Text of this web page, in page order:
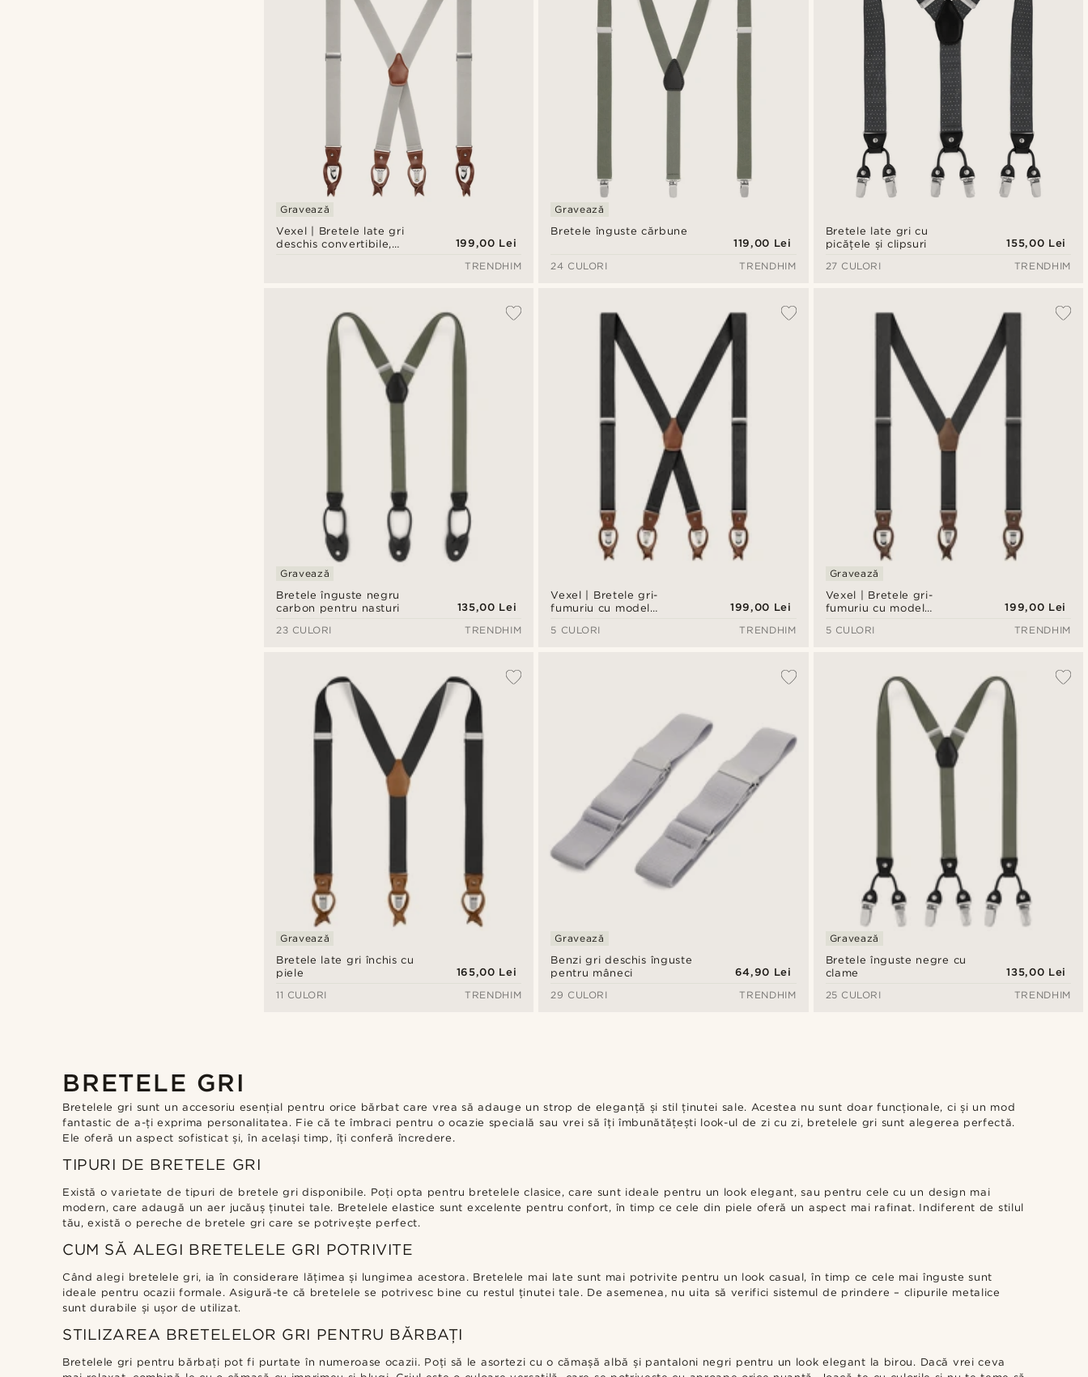
Vexel | Bretele late gri
deschis convertibile,
Gravează
199,00 Lei
TRENDHIM
Bretele înguste cărbune
Gravează
119,00 Lei
24 CULORI
TRENDHIM
Bretele late gri cu
picățele și clipsuri
155,00 Lei
27 CULORI
TRENDHIM
Bretele înguste negru
carbon pentru nasturi
Gravează
135,00 Lei
23 CULORI
TRENDHIM
Vexel | Bretele gri-
fumuriu cu model
pe spate
199,00 Lei
5 CULORI
TRENDHIM
Vexel | Bretele gri-
fumuriu cu model
Gravează
199,00 Lei
5 CULORI
TRENDHIM
Bretele late gri închis cu
piele
Gravează
165,00 Lei
11 CULORI
TRENDHIM
Benzi gri deschis înguste
pentru mâneci
Gravează
64,90 Lei
29 CULORI
TRENDHIM
Bretele înguste negre cu
clame
Gravează
135,00 Lei
25 CULORI
TRENDHIM
BRETELE GRI
Bretelele gri sunt un accesoriu esențial pentru orice bărbat care vrea să adauge un strop de eleganță și stil ținutei sale. Acestea nu sunt doar funcționale, ci și un mod
fantastic de a-ți exprima personalitatea. Fie că te îmbraci pentru o ocazie specială sau vrei să îți îmbunătățești look-ul de zi cu zi, bretelele gri sunt alegerea perfectă.
Ele oferă un aspect sofisticat și, în același timp, îți conferă încredere.
TIPURI DE BRETELE GRI
Există o varietate de tipuri de bretele gri disponibile. Poți opta pentru bretelele clasice, care sunt ideale pentru un look elegant, sau pentru cele cu un design mai
modern, care adaugă un aer jucăuș ținutei tale. Bretelele elastice sunt excelente pentru confort, în timp ce cele din piele oferă un aspect mai rafinat. Indiferent de stilul
tău, există o pereche de bretele gri care se potrivește perfect.
CUM SĂ ALEGI BRETELELE GRI POTRIVITE
Când alegi bretelele gri, ia în considerare lățimea și lungimea acestora. Bretelele mai late sunt mai potrivite pentru un look casual, în timp ce cele mai înguste sunt
ideale pentru ocazii formale. Asigură-te că bretelele se potrivesc bine cu restul ținutei tale. De asemenea, nu uita să verifici sistemul de prindere – clipurile metalice
sunt durabile și ușor de utilizat.
STILIZAREA BRETELELOR GRI PENTRU BĂRBAȚI
Bretelele gri pentru bărbați pot fi purtate în numeroase ocazii. Poți să le asortezi cu o cămașă albă și pantaloni negri pentru un look elegant la birou. Dacă vrei ceva